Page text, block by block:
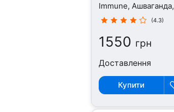
Immune, Ашваганда,
60 капсул
(4.3)
1550 грн
Доставлення
Купити